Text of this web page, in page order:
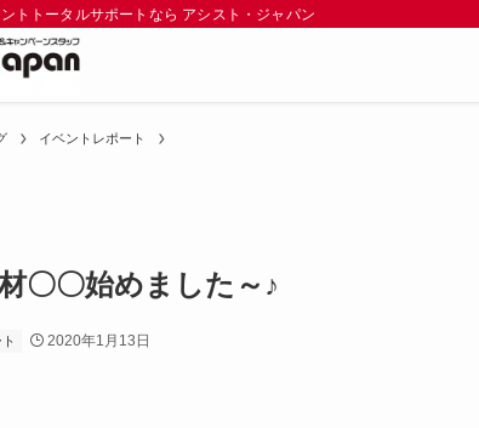
トトータルサポートなら アシスト・ジャパン
イベントレポート
〇〇始めました～♪
2020年1月13日